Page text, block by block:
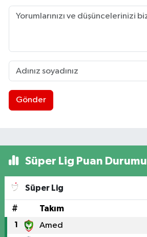
Gönder
Süper Lig Puan Durumu
Süper Lig
# Takım
1 Amed